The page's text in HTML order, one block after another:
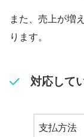
また、売上が増
ります。
対応して
支払方法